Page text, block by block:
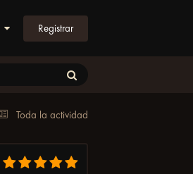
Registrar
Toda la actividad